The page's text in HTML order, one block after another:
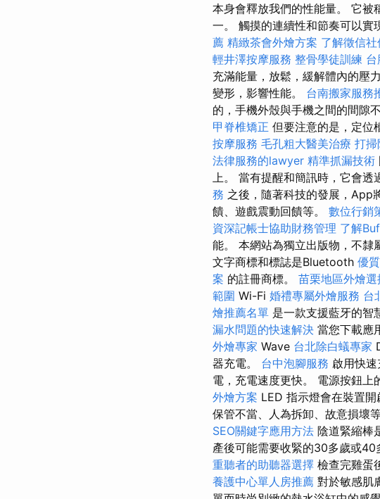
本身會釋放我們的性能量。 它被
一。 觸摸的連續性和節奏可以實
薦 精緻茶會外燴方案 了解徵信
輕井澤按摩服務 整骨學徒訓練
充滿能量，放鬆，緩解體內的壓
變形，影響性能。 台南搬家服務
的，手機外殼與手機之間的間隙
甲脊椎矯正 但要注意的是，定位
按摩服務 毛孔粗大醫美治療 打掃
法律服務的lawyer 精準抓漏技術
上。 當有提醒和簡訊時，它會透
務 之後，隨著科技的發展，App
饋、遊戲震動回饋等。 數位行銷
資深記帳士協助財務管理 了解
能。 本網站為獨立出版物，不隸
文字商標和標誌是Bluetooth 優
案 的註冊商標。 苗栗地區外燴選
範圍 Wi-Fi 婚禮專屬外燴服務 台
燴推薦名單 是一款支援藍牙的智
漏水問題的快速解決 當您下載應
外燴專家 Wave 台北除白蟻專家
器充電。 台中泡腳服務 啟用快
電，充電速度更快。 電源按鈕上
外燴方案 LED 指示燈會在裝置
保管不當、人為拆卸、故意損壞
SEO關鍵字應用方法 陰道緊縮棒
產後可能需要收緊的30多歲或40
重聽者的助聽器選擇 檢查完雞蛋
養護中心單人房推薦 對於敏感肌